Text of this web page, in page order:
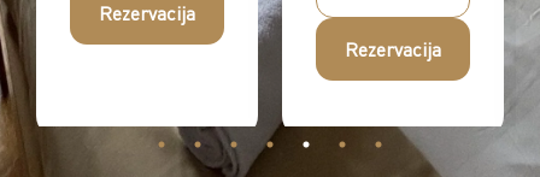
Rezervacija